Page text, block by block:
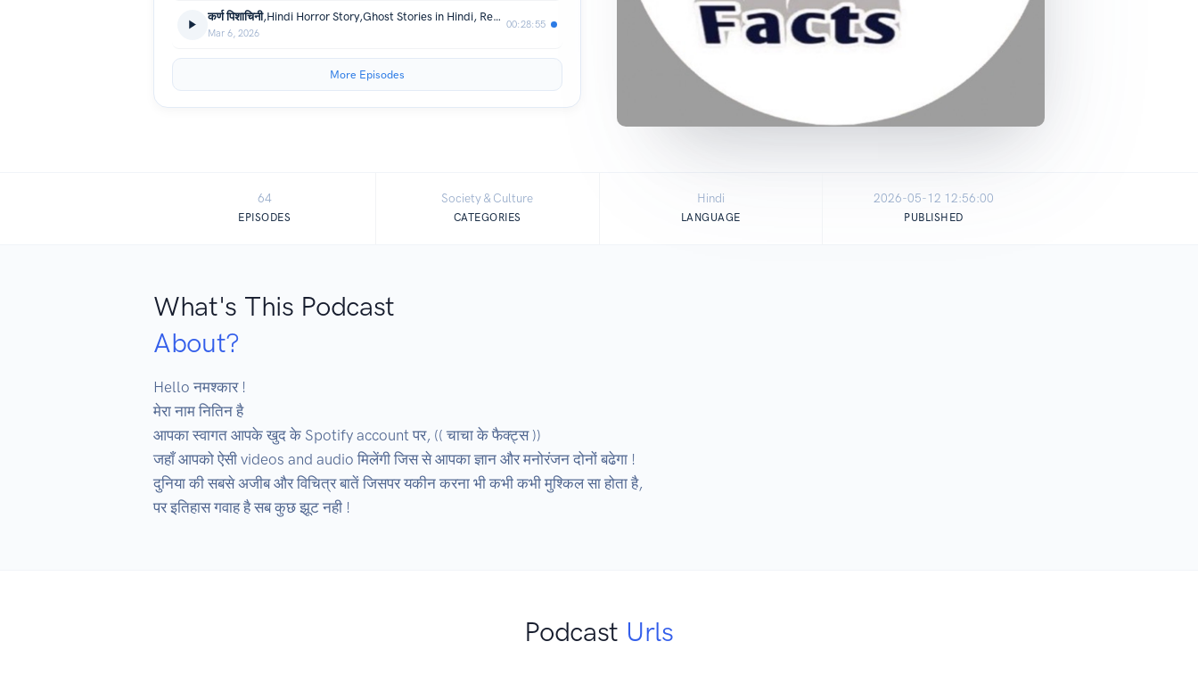
कर्ण पिशाचिनी,Hindi Horror Story,Ghost Stories in Hindi, Real Story in Hindi, Chacha ke Facts
Mar 6, 2026
00:28:55
More Episodes
64
EPISODES
Society & Culture
CATEGORIES
Hindi
LANGUAGE
2026-05-12 12:56:00
PUBLISHED
What's This Podcast
About?
Hello नमश्कार !
मेरा नाम नितिन है
आपका स्वागत आपके खुद के Spotify account पर, (( चाचा के फैक्ट्स ))
जहाँ आपको ऐसी videos and audio मिलेंगी जिस से आपका ज्ञान और मनोरंजन दोनों बढेगा !
दुनिया की सबसे अजीब और विचित्र बातें जिसपर यकीन करना भी कभी कभी मुश्किल सा होता है,
पर इतिहास गवाह है सब कुछ झूट नही !
Podcast Urls